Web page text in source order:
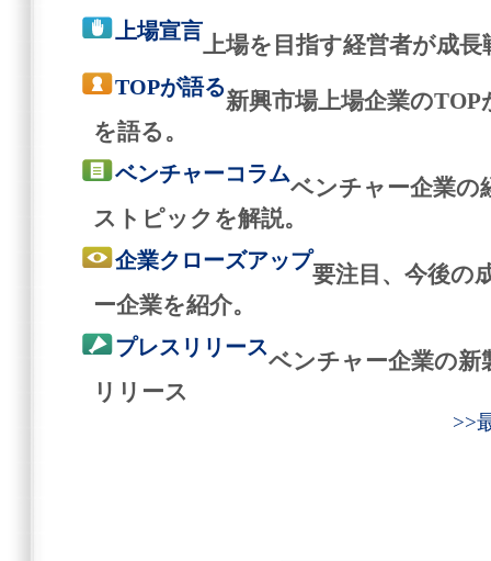
上場宣言
上場を目指す経営者が成
TOPが語る
新興市場上場企業の
を語る。
ベンチャーコラム
ベンチャー企業の
ストピックを解説。
企業クローズアップ
要注目、今後の
ー企業を紹介。
プレスリリース
ベンチャー企業の新
リリース
>>